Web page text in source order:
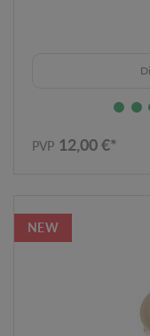
PVP 12,00 €*
NEW